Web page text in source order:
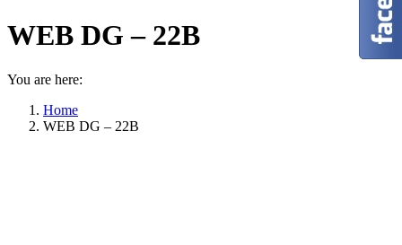
WEB DG – 22B
You are here:
Home
WEB DG – 22B